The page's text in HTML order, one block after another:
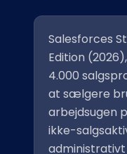
Salesforces
Edition
4.000
at sælgere
arbejdsugen
ikke-